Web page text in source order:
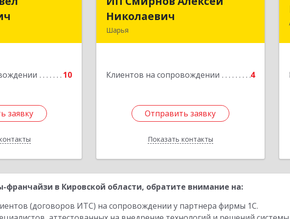
10
заявку
Подробнее
заявку
Николаевич
Шарья
Клиентов на сопровождении 4
Отправить заявку
Показать контакты
Отправить заявку
Назад
в Кировской области, обратите внимание на:
(договоров ИТС) на сопровождении у партнера фирмы 1С.